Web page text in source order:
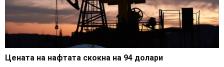
Цената на нафтата скокна на 94 долари